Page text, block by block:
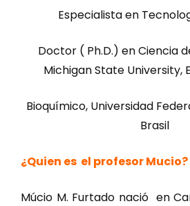
Especialista en
Doctor ( Ph.D.) en Ciencia
Michigan State University,
Bioquímico, Universidad
Brasil
¿Quien es el profesor Mucio?
Múcio M. Furtado nació en